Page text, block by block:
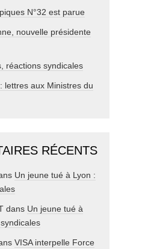
N°32 est parue
nouvelle présidente
réactions syndicales
lettres aux Ministres du
RÉCENTS
Un jeune tué à Lyon :
dans Un jeune tué à
VISA interpelle Force